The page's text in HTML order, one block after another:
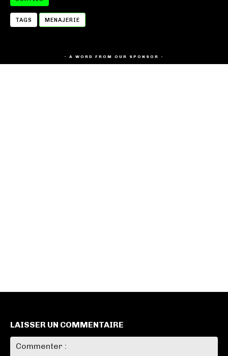
TAGS MENAJERIE
- A WORD FROM OUR SPONSOR -
LAISSER UN COMMENTAIRE